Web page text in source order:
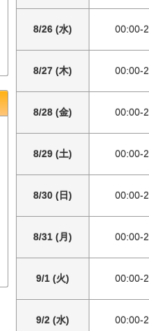
8/26 (水) 00:00-
8/27 (木) 00:00-
8/28 (金) 00:00-
8/29 (土) 00:00-
8/30 (日) 00:00-
8/31 (月) 00:00-
9/1 (火) 00:00-
9/2 (水) 00:00-